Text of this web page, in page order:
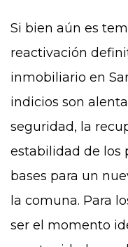
Si bien aún es
reactivación
inmobiliario en
indicios son
seguridad, la
estabilidad de los
bases para un
la comuna. Para
ser el momento